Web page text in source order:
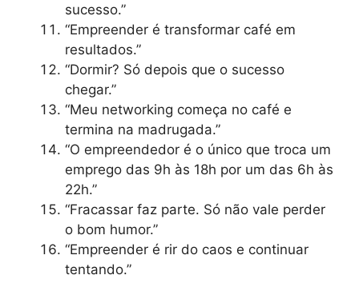
sucesso.”
“Empreender é transformar café em
resultados.”
“Dormir? Só depois que o sucesso
chegar.”
“Meu networking começa no café e
termina na madrugada.”
“O empreendedor é o único que troca um
emprego das 9h às 18h por um das 6h às
22h.”
“Fracassar faz parte. Só não vale perder
o bom humor.”
“Empreender é rir do caos e continuar
tentando.”